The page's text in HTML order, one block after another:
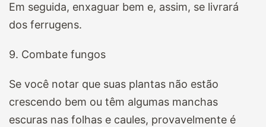
Em seguida, enxaguar bem e, assim, se livrará
dos ferrugens.
9. Combate fungos
Se você notar que suas plantas não estão
crescendo bem ou têm algumas manchas
escuras nas folhas e caules, provavelmente é